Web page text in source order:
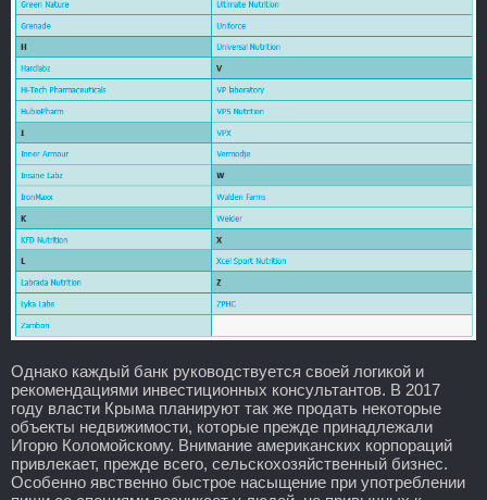
Однако каждый банк руководствуется своей логикой и
рекомендациями инвестиционных консультантов. В 2017
году власти Крыма планируют так же продать некоторые
объекты недвижимости, которые прежде принадлежали
Игорю Коломойскому. Внимание американских корпораций
привлекает, прежде всего, сельскохозяйственный бизнес.
Особенно явственно быстрое насыщение при употреблении